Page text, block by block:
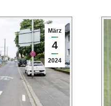
März
4
2024